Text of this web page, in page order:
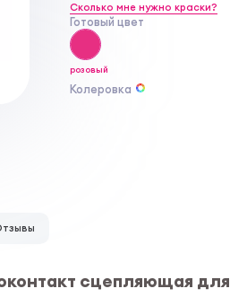
Сколько мне нужно краски?
Готовый цвет
розовый
Колеровка
сцепляющая для